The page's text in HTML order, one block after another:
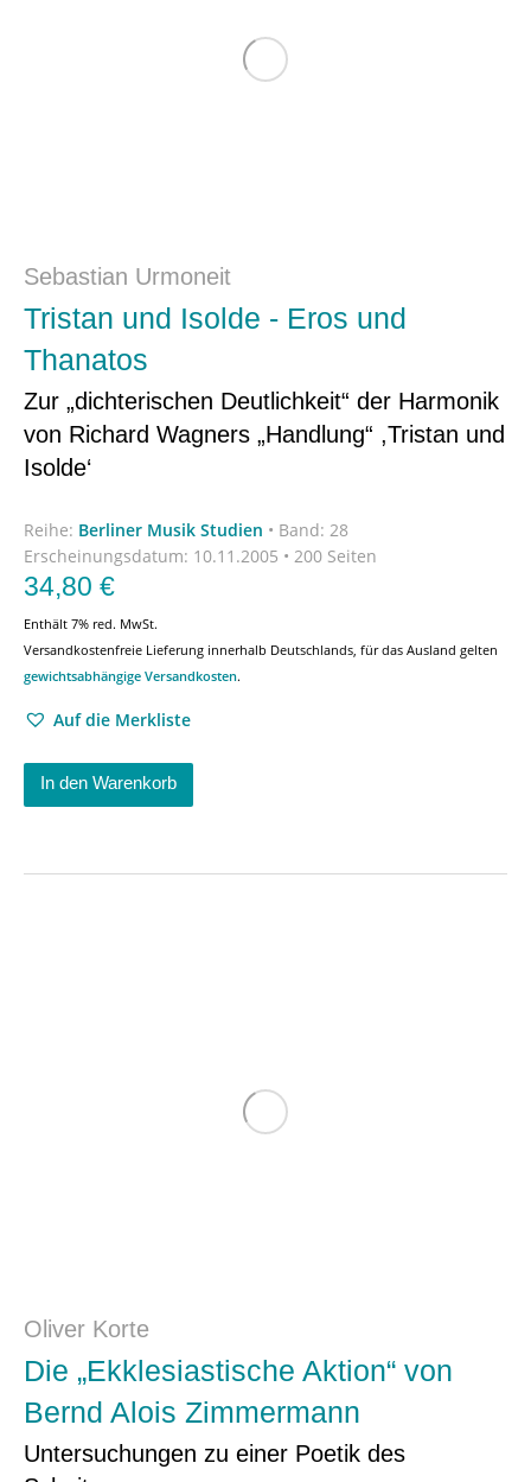
Sebastian Urmoneit
Tristan und Isolde - Eros und
Thanatos
Zur „dichterischen Deutlichkeit“ der Harmonik
von Richard Wagners „Handlung“ ,Tristan und
Isolde‘
Reihe: Berliner Musik Studien • Band: 28
Erscheinungsdatum: 10.11.2005 • 200 Seiten
34,80 €
Enthält 7% red. MwSt.
Versandkostenfreie Lieferung innerhalb Deutschlands, für das Ausland gelten
gewichtsabhängige Versandkosten.
Auf die Merkliste
In den Warenkorb
Oliver Korte
Die „Ekklesiastische Aktion“ von
Bernd Alois Zimmermann
Untersuchungen zu einer Poetik des